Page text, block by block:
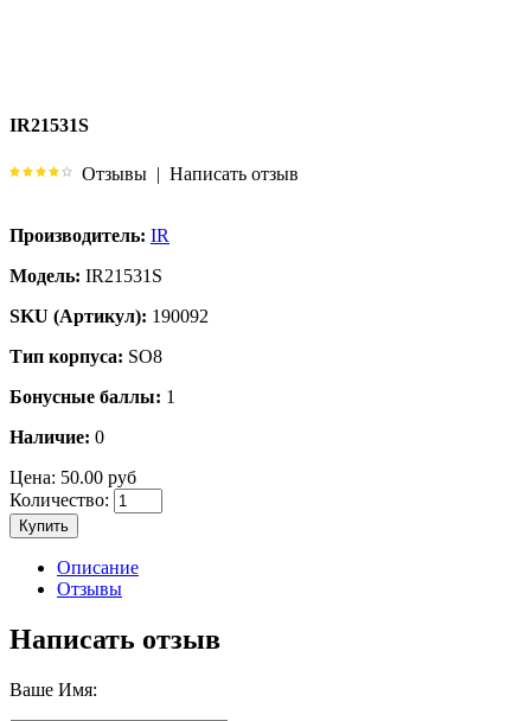
IR21531S
Отзывы | Написать отзыв
Производитель: IR
Модель: IR21531S
SKU (Артикул): 190092
Тип корпуса: SO8
Бонусные баллы: 1
Наличие: 0
Цена: 50.00 руб
Количество:
Купить
Описание
Отзывы
Написать отзыв
Ваше Имя: